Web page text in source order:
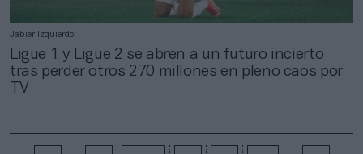
Jabier Izquierdo
Ligue 1 y Ligue 2 se abren a un futuro incierto
tras perder otros 270 millones en pleno caos por
TV